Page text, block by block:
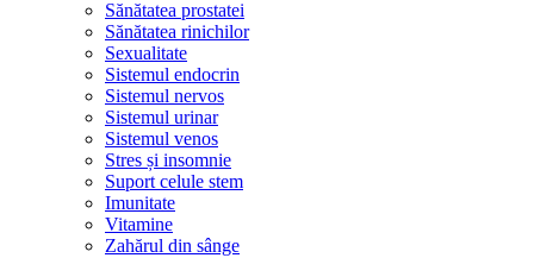
Sănătatea prostatei
Sănătatea rinichilor
Sexualitate
Sistemul endocrin
Sistemul nervos
Sistemul urinar
Sistemul venos
Stres și insomnie
Suport celule stem
Imunitate
Vitamine
Zahărul din sânge